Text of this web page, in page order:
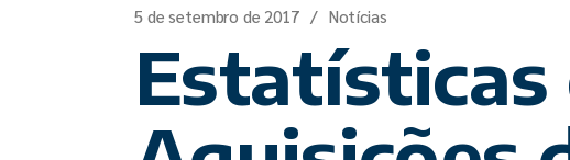
5 de setembro de 2017 Notícias
Estatísticas